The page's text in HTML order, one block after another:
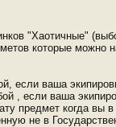
"Хаотичные"
которые можно
если ваша
, если ваша
предмет когда вы
не в